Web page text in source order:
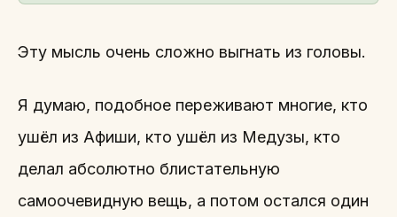
Эту мысль очень сложно выгнать из головы.
Я думаю, подобное переживают многие, кто
ушёл из Афиши, кто ушёл из Медузы, кто
делал абсолютно блистательную
самоочевидную вещь, а потом остался один